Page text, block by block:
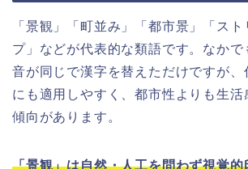
「景観」「町並み」「都市景」「ス
プ」などが代表的な類語です。なかで
音が同じで漢字を替えただけですが、
にも適用しやすく、都市性よりも生活
傾向があります。
「景観」は自然・人工を問わず視覚的